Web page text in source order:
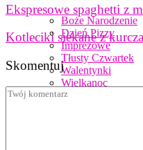
Boże Narodzenie
Dzień Pizzy
Imprezowe
Tłusty Czwartek
Walentynki
Wielkanoc
Ekspresowe spaghetti z
Kotleciki siekane z
Skomentuj